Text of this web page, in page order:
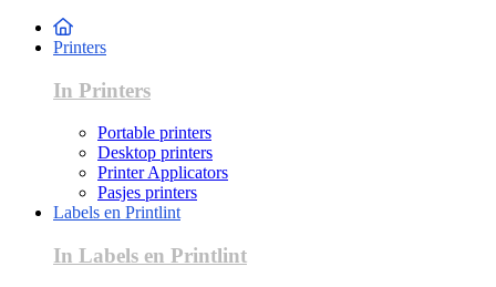
Printers
In Printers
Portable printers
Desktop printers
Printer Applicators
Pasjes printers
Labels en Printlint
In Labels en Printlint